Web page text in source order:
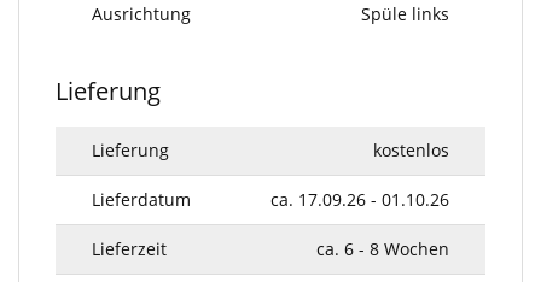
Ausrichtung Spüle links
Lieferung
Lieferung kostenlos
Lieferdatum ca. 17.09.26 - 01.10.26
Lieferzeit ca. 6 - 8 Wochen